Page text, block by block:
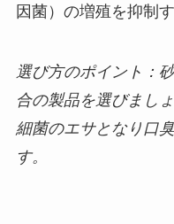
因菌）の増殖を抑制
選び方のポイント：
合の製品を選びまし
細菌のエサとなり口
す。